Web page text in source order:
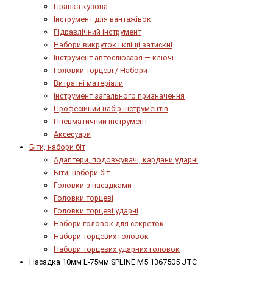
Правка кузова
Інструмент для вантажівок
Гідравлічний інструмент
Набори викруток і кліщі затискні
Інструмент автослюсаря — ключі
Головки торцеві / Набори
Витратні матеріали
Інструмент загального призначення
Професійний набір інструментів
Пневматичний інструмент
Аксесуари
Біти, набори біт
Адаптери, подовжувачі, кардани ударні
Біти, набори біт
Головки з насадками
Головки торцеві
Головки торцеві ударні
Набори головок для секреток
Набори торцевих головок
Набори торцевих ударних головок
Насадка 10мм L-75мм SPLINE M5 1367505 JTC